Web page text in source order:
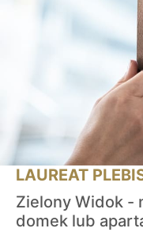
LAUREAT
Zielony Widok -
domek lub